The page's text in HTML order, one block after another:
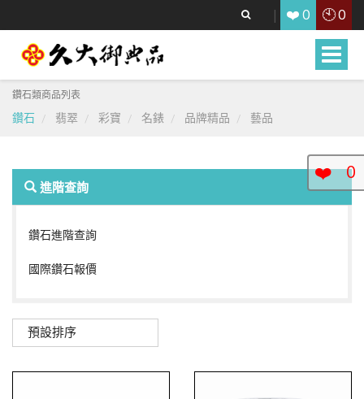
❤️ 0 🕙0
Toggle
鑽石類商品列表
鑽石 翡翠 彩寶 名錶 品牌精品 藝品
進階查詢
鑽石進階查詢
國際鑽石報價
預設排序
❤️ 0